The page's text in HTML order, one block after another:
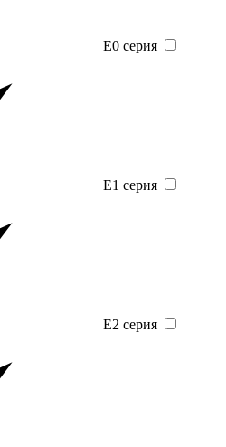
E0 серия
E1 серия
E2 серия